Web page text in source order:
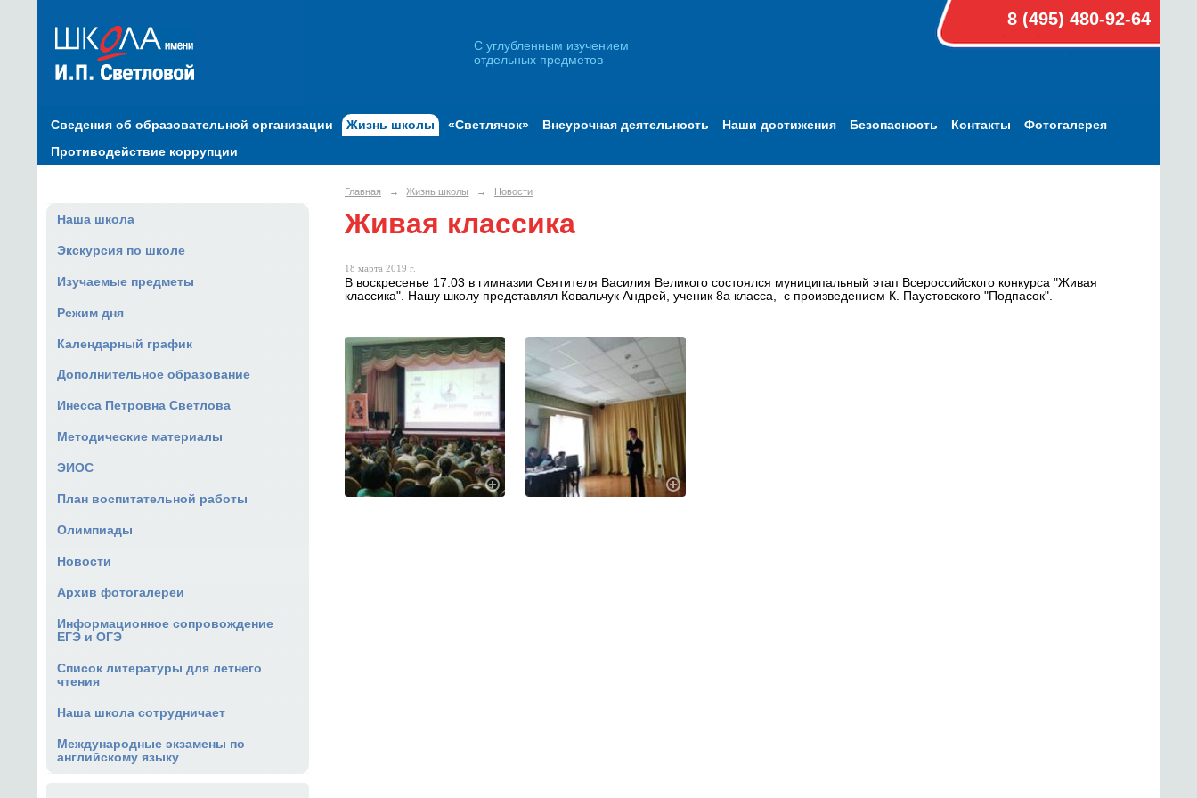
8 (495) 480-92-64
С углубленным изучением
отдельных предметов
Сведения об образовательной организации Жизнь школы «Светлячок» Внеурочная деятельность Наши достижения Безопасность Контакты
Фотогалерея
Противодействие коррупции
Наша школа
Экскурсия по школе
Изучаемые предметы
Режим дня
Календарный график
Дополнительное образование
Инесса Петровна Светлова
Методические материалы
ЭИОС
План воспитательной работы
Олимпиады
Новости
Архив фотогалереи
Информационное сопровождение
ЕГЭ и ОГЭ
Список литературы для летнего
чтения
Наша школа сотрудничает
Международные экзамены по
английскому языку
Главная → Жизнь школы → Новости
Живая классика
18 марта 2019 г.
В воскресенье 17.03 в гимназии Святителя Василия Великого состоялся муниципальный этап Всероссийского конкурса "Живая
классика". Нашу школу представлял Ковальчук Андрей, ученик 8а класса, с произведением К. Паустовского "Подпасок".